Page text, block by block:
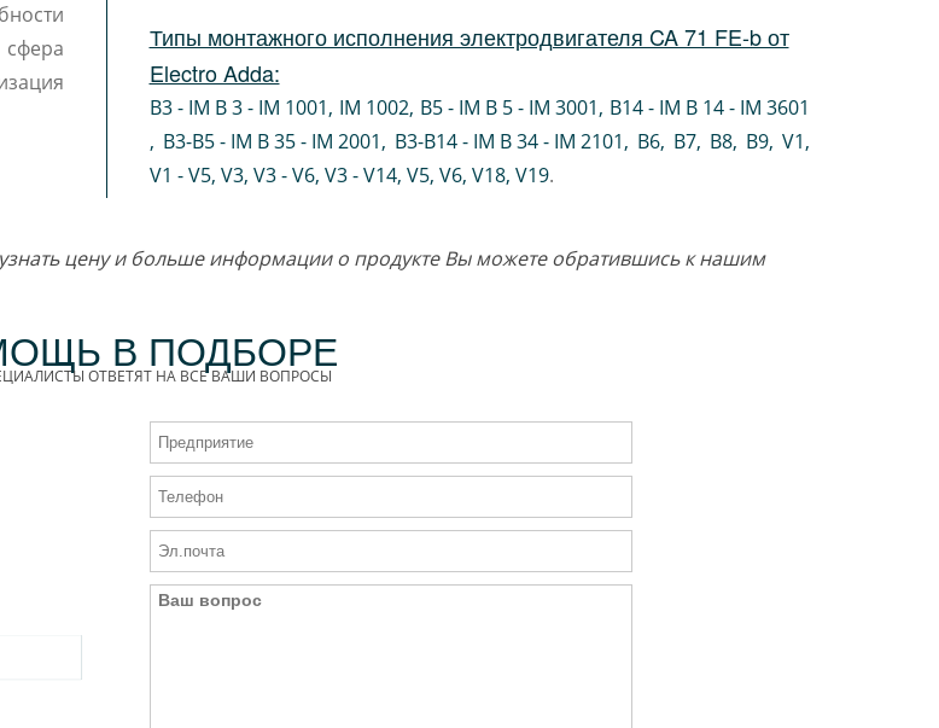
Типы монтажного исполнения электродвигателя CA 71 FE-b от
Electro Adda:
B3 - IM B 3 - IM 1001, IM 1002, B5 - IM B 5 - IM 3001, B14 - IM B 14 - IM 3601
, B3-B5 - IM B 35 - IM 2001, B3-B14 - IM B 34 - IM 2101, B6, B7, B8, B9, V1
V1 - V5, V3, V3 - V6, V3 - V14, V5, V6, V18, V19.
узнать цену и больше информации о продукте Вы можете обратившись к нашим
В ПОДБОРЕ
ОТВЕТЯТ НА ВСЕ ВАШИ ВОПРОСЫ